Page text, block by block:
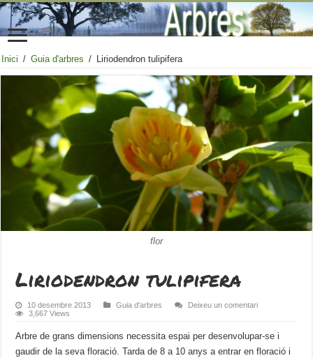
Inici / Guia d'arbres / Liriodendron tulipifera
flor
Liriodendron tulipifera
10 desembre 2013 Guia d'arbres
Deixeu un comentari
3,667 Views
Arbre de grans dimensions necessita espai per desenvolupar-se i
gaudir de la seva floració. Tarda de 8 a 10 anys a entrar en floració i